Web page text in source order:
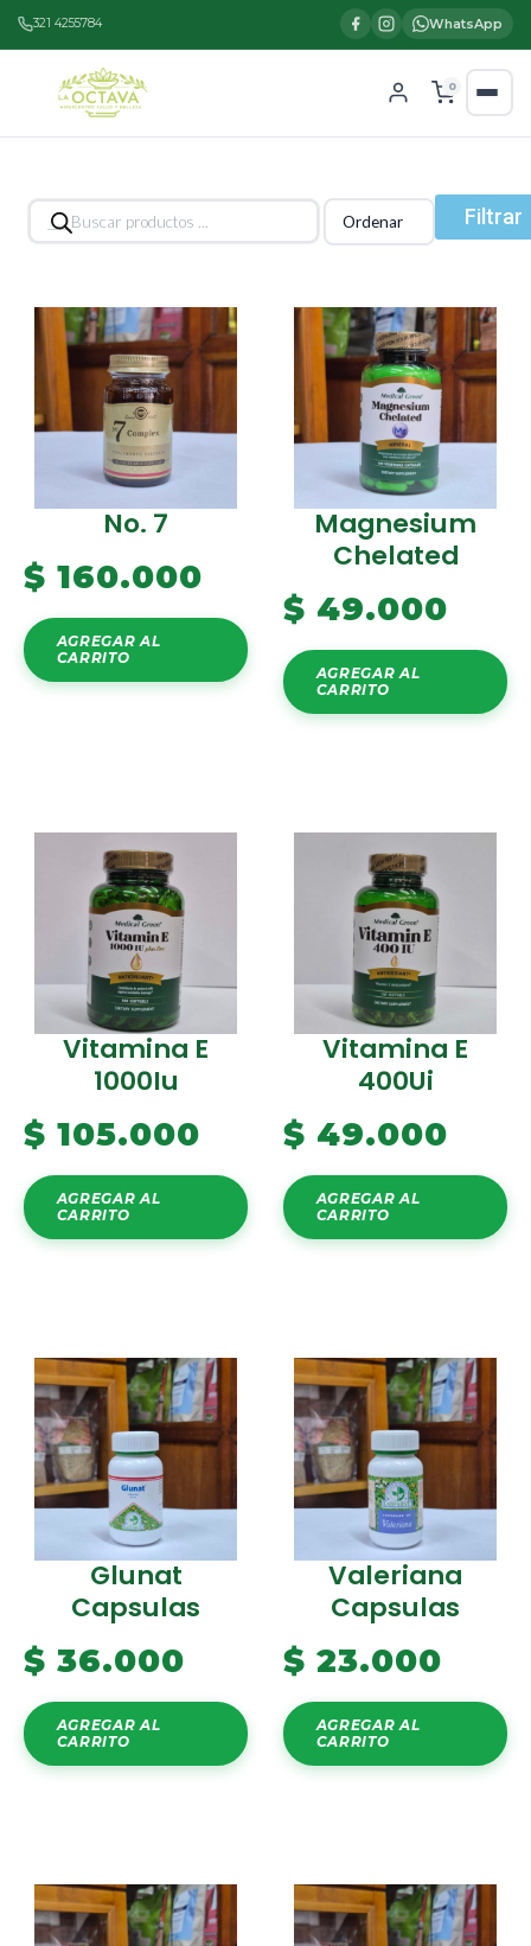
321 4255784 WhatsApp
0
Búsqueda
de
Filtrar
No. 7
$ 160.000
AGREGAR AL
CARRITO
Magnesium
Chelated
$ 49.000
AGREGAR AL
CARRITO
Vitamina E
1000Iu
$ 105.000
AGREGAR AL
CARRITO
Vitamina E
400Ui
$ 49.000
AGREGAR AL
CARRITO
Glunat
Capsulas
$ 36.000
AGREGAR AL
CARRITO
Valeriana
Capsulas
$ 23.000
AGREGAR AL
CARRITO